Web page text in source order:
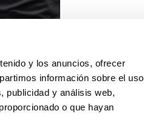
y los anuncios, ofrecer
información sobre el uso
publicidad y análisis web,
o que hayan